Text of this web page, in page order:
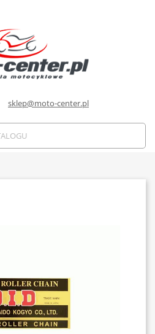
sklep@moto-center.pl